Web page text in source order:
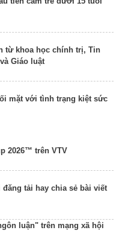
từ khoa học chính trị, Tin
Giáo luật
mặt với tình trạng kiệt sức
2026™ trên VTV
tải hay chia sẻ bài viết
luận" trên mạng xã hội